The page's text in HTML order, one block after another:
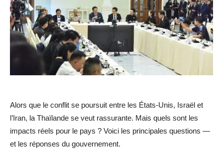
Alors que le conflit se poursuit entre les États-Unis, Israël et
l’Iran, la Thaïlande se veut rassurante. Mais quels sont les
impacts réels pour le pays ? Voici les principales questions —
et les réponses du gouvernement.